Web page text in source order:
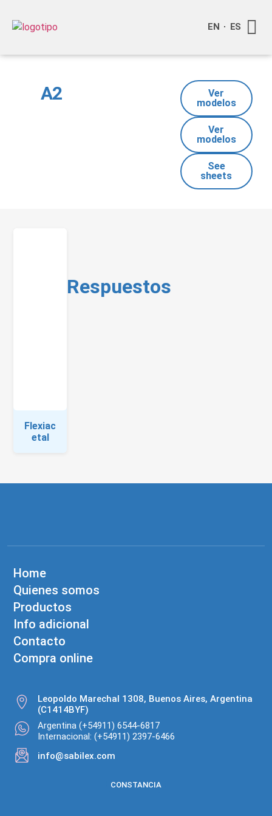
EN ES
A2
Ver
modelos
Ver
modelos
See
sheets
Flexiac
etal
Respuestos
Home
Quienes somos
Productos
Info adicional
Contacto
Compra online
Leopoldo Marechal 1308, Buenos Aires, Argentina
(C1414BYF)
Argentina (+54911) 6544-6817
Internacional: (+54911) 2397-6466
info@sabilex.com
CONSTANCIA